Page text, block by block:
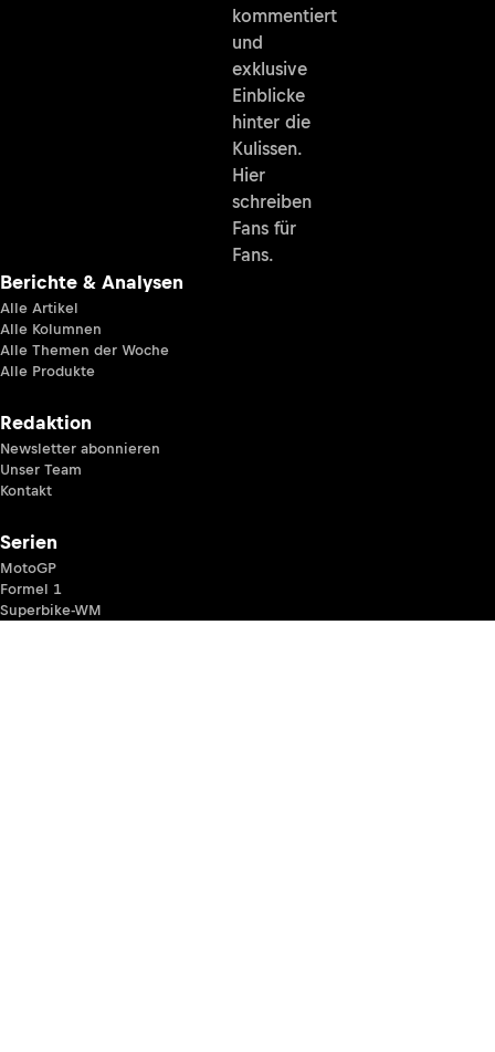
kommentiert
und
exklusive
Einblicke
hinter die
Kulissen.
Hier
schreiben
Fans für
Fans.
Berichte & Analysen
Alle Artikel
Alle Kolumnen
Alle Themen der Woche
Alle Produkte
Redaktion
Newsletter abonnieren
Unser Team
Kontakt
Serien
MotoGP
Formel 1
Superbike-WM